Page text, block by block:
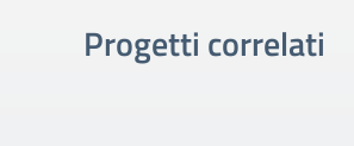
Progetti correlati